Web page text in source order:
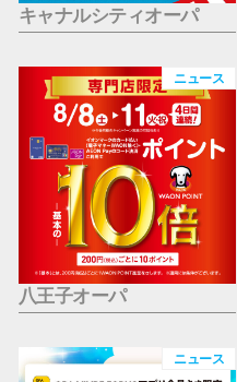
キャナルシティオーパ
ニュース
八王子オーパ
ニュース